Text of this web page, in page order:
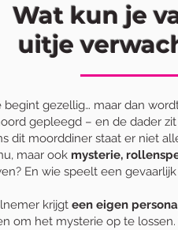
Wat kun je
uitje
begint gezellig… maar dan
gepleegd – en de dader
dit moorddiner staat er niet
maar ook mysterie,
En wie speelt een
krijgt een eigen
om het mysterie op te